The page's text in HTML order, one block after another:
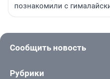
познакомили с
Сообщить новость
Рубрики